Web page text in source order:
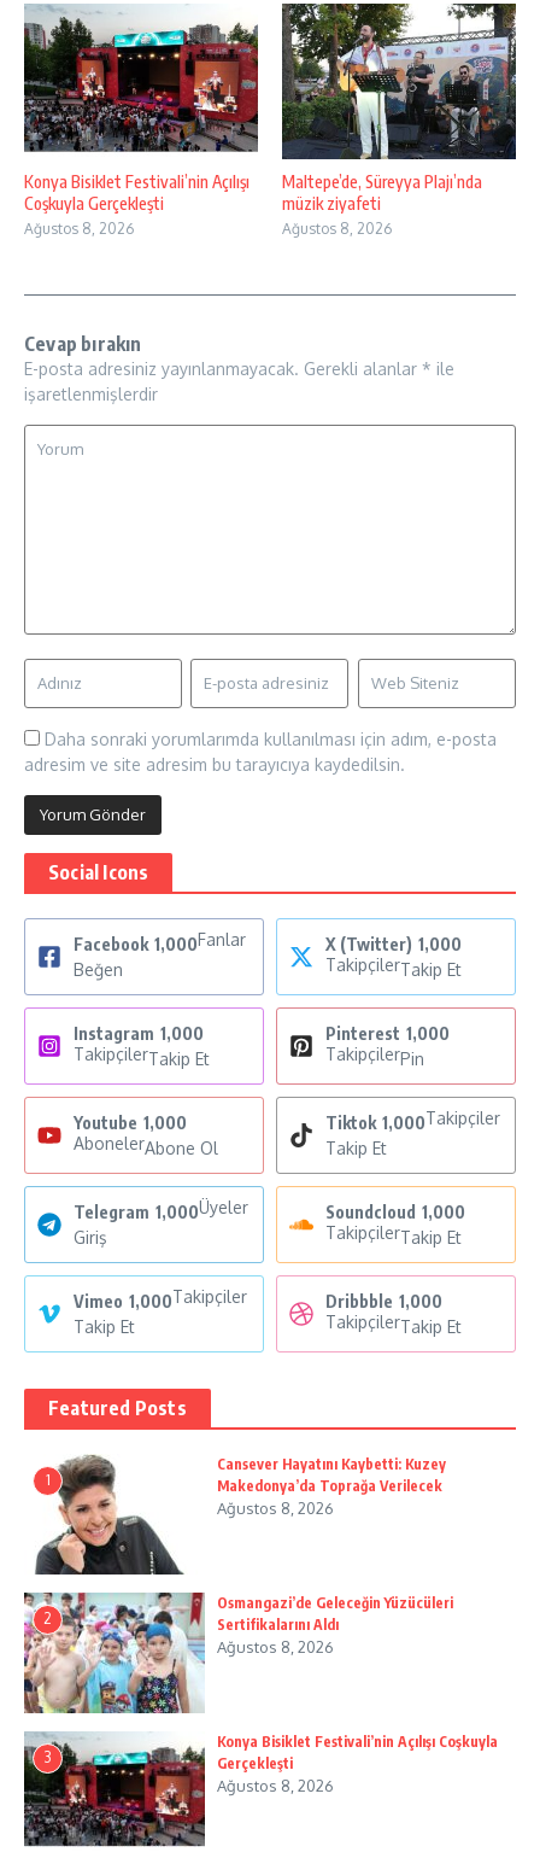
Konya Bisiklet Festivali’nin Açılışı
Coşkuyla Gerçekleşti
Ağustos 8, 2026
Maltepe’de, Süreyya Plajı’nda
müzik ziyafeti
Ağustos 8, 2026
Cevap bırakın
E-posta adresiniz yayınlanmayacak. Gerekli alanlar * ile
işaretlenmişlerdir
Daha sonraki yorumlarımda kullanılması için adım, e-posta
adresim ve site adresim bu tarayıcıya kaydedilsin.
Social Icons
Facebook 1,000Fanlar
Beğen
X (Twitter) 1,000
TakipçilerTakip Et
Instagram 1,000
TakipçilerTakip Et
Pinterest 1,000
TakipçilerPin
Youtube 1,000
AbonelerAbone Ol
Tiktok 1,000Takipçiler
Takip Et
Telegram 1,000Üyeler
Giriş
Soundcloud 1,000
TakipçilerTakip Et
Vimeo 1,000Takipçiler
Takip Et
Dribbble 1,000
TakipçilerTakip Et
Featured Posts
1
Cansever Hayatını Kaybetti: Kuzey
Makedonya’da Toprağa Verilecek
Ağustos 8, 2026
2
Osmangazi’de Geleceğin Yüzücüleri
Sertifikalarını Aldı
Ağustos 8, 2026
3
Konya Bisiklet Festivali’nin Açılışı Coşkuyla
Gerçekleşti
Ağustos 8, 2026